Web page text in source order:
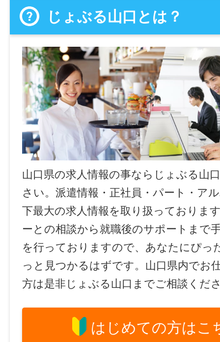
じょぶる山口とは？
山口県の求人情報の事ならじょぶる山
さい。派遣情報・正社員・パート・ア
下最大の求人情報を取り扱っておりま
ーとの相談から就職後のサポートまで
を行っておりますので、あなたにぴっ
っと見つかるはずです。山口県内でお
方は是非じょぶる山口までご相談くだ
はじめての方はこ